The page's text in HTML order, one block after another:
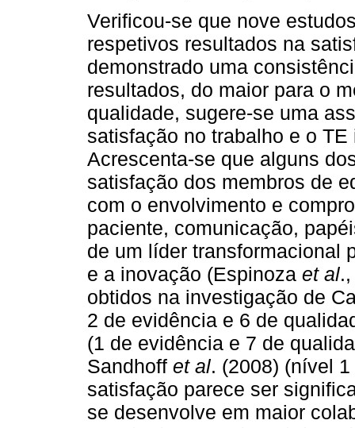
Verificou-se que nove
respetivos resultados na
demonstrado uma
resultados, do maior para o
qualidade, sugere-se uma
satisfação no trabalho e o
Acrescenta-se que alguns
satisfação dos membros de
com o envolvimento e
paciente, comunicação,
de um líder transformacional
e a inovação (Espinoza et al
obtidos na investigação de
2 de evidência e 6 de
(1 de evidência e 7 de
Sandhoff et al. (2008) (nível
satisfação parece ser
se desenvolve em maior